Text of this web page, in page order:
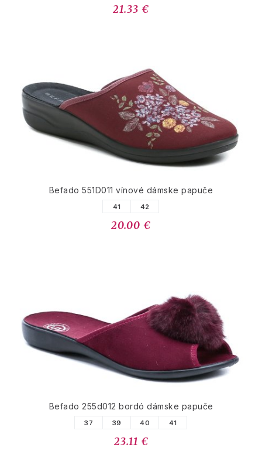
21.33 €
Befado 551D011 vínové dámske papuče
41 42
20.00 €
Befado 255d012 bordó dámske papuče
37 39 40 41
23.11 €